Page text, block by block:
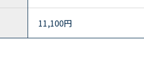
11,100円